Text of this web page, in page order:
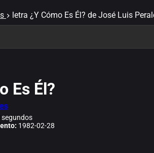
letra ¿Y Cómo Es Él? de José Luis
Es Él?
1982-02-28